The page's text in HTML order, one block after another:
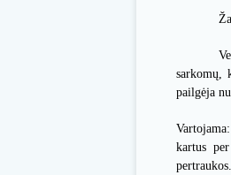
sarkomų,
pailgėja
kartus
pertraukos.